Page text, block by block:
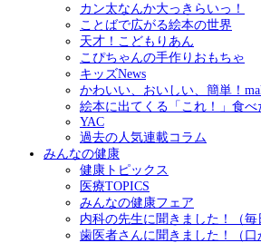
カン太なんか大っきらいっ！
ことばで広がる絵本の世界
天才！こどもりあん
こぴちゃんの手作りおもちゃ
キッズNews
かわいい、おいしい、簡単！
絵本に出てくる「これ！」食べ
YAC
過去の人気連載コラム
みんなの健康
健康トピックス
医療TOPICS
みんなの健康フェア
内科の先生に聞きました！（毎
歯医者さんに聞きました！（口